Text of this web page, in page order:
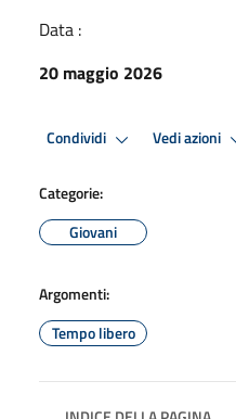
Data :
20 maggio 2026
Condividi Vedi azioni
Categorie:
Giovani
Argomenti:
Tempo libero